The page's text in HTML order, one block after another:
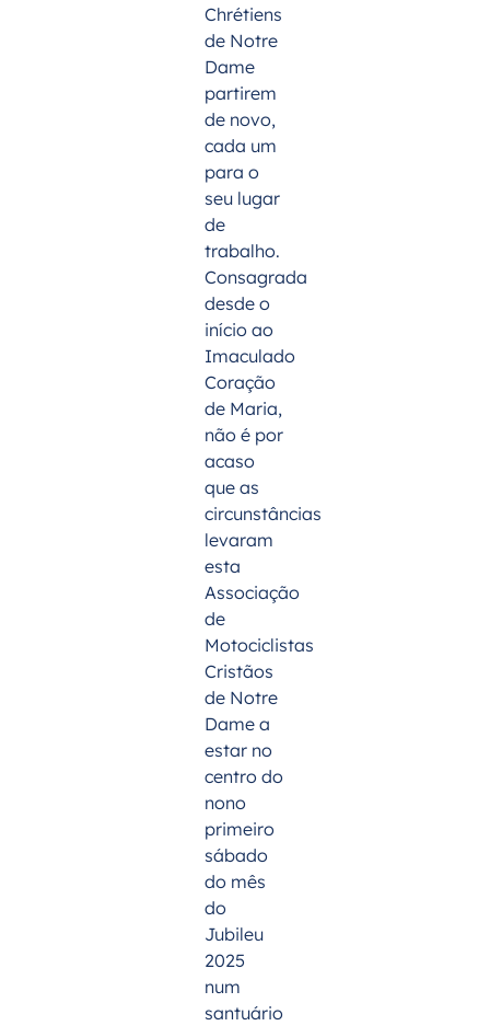
Chrétiens
de Notre
Dame
partirem
de novo,
cada um
para o
seu lugar
de
trabalho.
Consagrada
desde o
início ao
Imaculado
Coração
de Maria,
não é por
acaso
que as
circunstâncias
levaram
esta
Associação
de
Motociclistas
Cristãos
de Notre
Dame a
estar no
centro do
nono
primeiro
sábado
do mês
do
Jubileu
2025
num
santuário